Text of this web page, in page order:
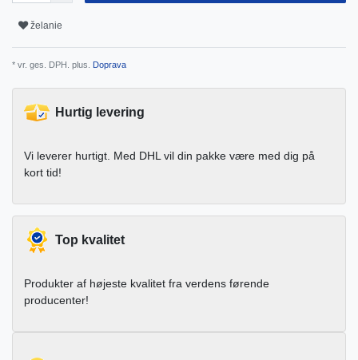
želanie
* vr. ges. DPH. plus. Doprava
Hurtig levering
Vi leverer hurtigt. Med DHL vil din pakke være med dig på
kort tid!
Top kvalitet
Produkter af højeste kvalitet fra verdens førende
producenter!